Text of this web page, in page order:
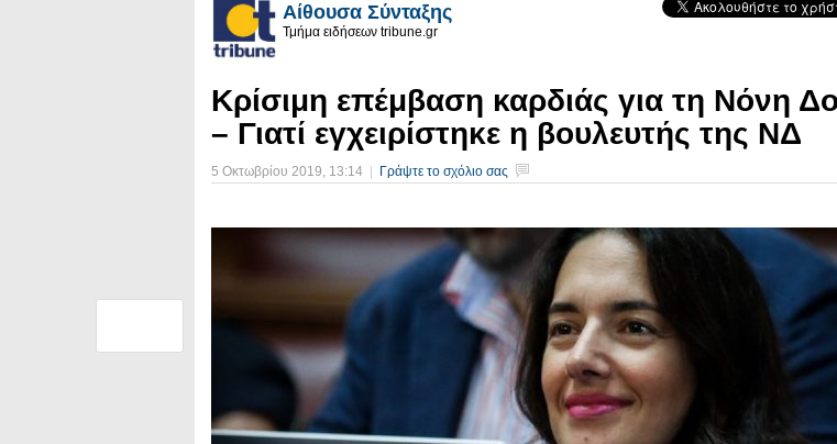
Αίθουσα Σύνταξης
Τμήμα ειδήσεων tribune.gr
Κρίσιμη επέμβαση καρδιάς για τη Νόνη
– Γιατί εγχειρίστηκε η βουλευτής της ΝΔ
5 Οκτωβρίου 2019, 13:14 Γράψτε το σχόλιο σας